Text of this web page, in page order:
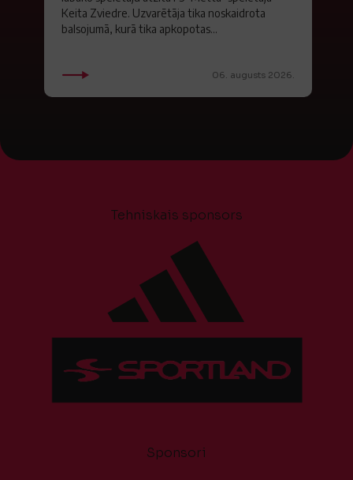
Keita Zviedre. Uzvarētāja tika noskaidrota
balsojumā, kurā tika apkopotas...
06. augusts 2026.
Tehniskais sponsors
Sponsori